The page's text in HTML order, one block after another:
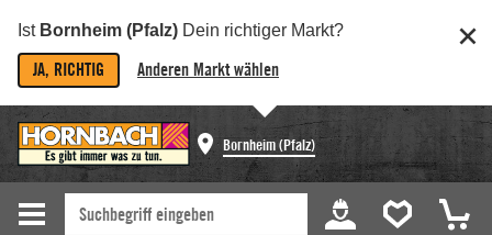
Ist Bornheim (Pfalz) Dein richtiger Markt?
JA, RICHTIG Anderen Markt wählen
Bornheim (Pfalz)